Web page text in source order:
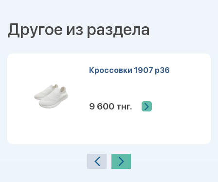
Другое из раздела
Кроссовки 1907 р36
9 600 тнг.